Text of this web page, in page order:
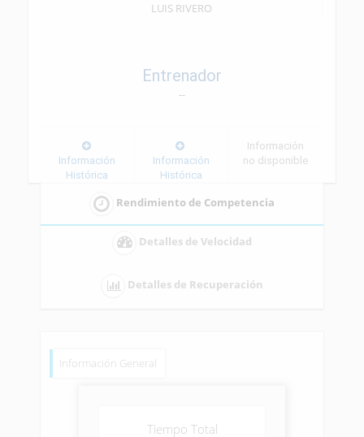
LUIS RIVERO
Entrenador
--
Información
Histórica
Información
Histórica
Información
no disponible
Rendimiento de Competencia
Detalles de Velocidad
Detalles de Recuperación
Información General
Tiempo Total